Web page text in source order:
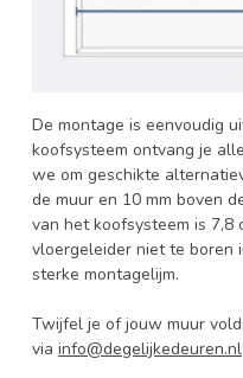
De montage is eenvoudig
koofsysteem ontvang je
we om geschikte
de muur en 10 mm boven
van het koofsysteem is 7,8
vloergeleider niet te boren
sterke montagelijm.
Twijfel je of jouw muur
via info@degelijkedeuren.nl